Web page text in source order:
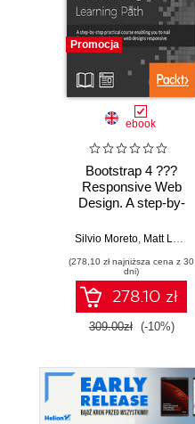
Promocja
ebook
Bootstrap 4 ???
Responsive Web
Design. A step-by-
course enabling
Bootstrap and
make your web
designs responsive
Silvio Moreto, Matt Lambert
(278,10 zł najniższa cena z 30
dni)
278.10 zł
309.00zł (-10%)